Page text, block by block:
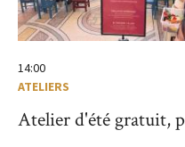
14:00
ATELIERS
Atelier d'été gratuit,